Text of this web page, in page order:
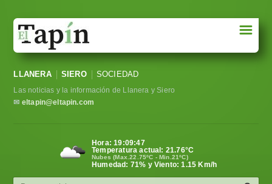
Sociedad
Política
Cultura
☰
LLANERA SIERO SOCIEDAD
Las noticias y la información de Llanera y Siero
✉ eltapin@eltapin.com
Hora:19:09:48
Temperatura actual: 21.76°C
Nubes (Max.22.75ºC - Min.21ºC)
Humedad: 71% y Viento: 1.15 Km/h